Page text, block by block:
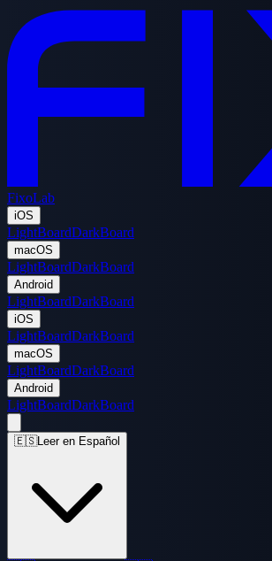
FixoLab
iOS
LightBoardDarkBoard
macOS
LightBoardDarkBoard
Android
LightBoardDarkBoard
iOS
LightBoardDarkBoard
macOS
LightBoardDarkBoard
Android
LightBoardDarkBoard
🇪🇸Leer en Español